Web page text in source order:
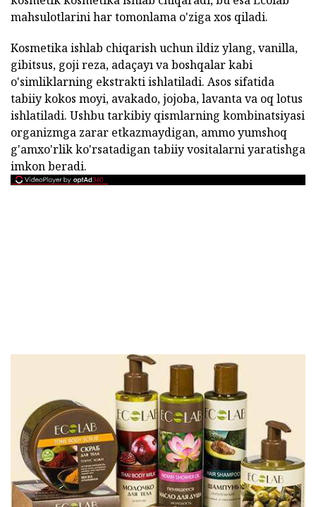
mahsulotlarini har tomonlama o'ziga xos qiladi.
Kosmetika ishlab chiqarish uchun ildiz ylang, vanilla,
gibitsus, goji reza, adaçayı va boshqalar kabi
o'simliklarning ekstrakti ishlatiladi. Asos sifatida
tabiiy kokos moyi, avakado, jojoba, lavanta va oq lotus
ishlatiladi. Ushbu tarkibiy qismlarning kombinatsiyasi
organizmga zarar etkazmaydigan, ammo yumshoq
g'amxo'rlik ko'rsatadigan tabiiy vositalarni yaratishga
imkon beradi.